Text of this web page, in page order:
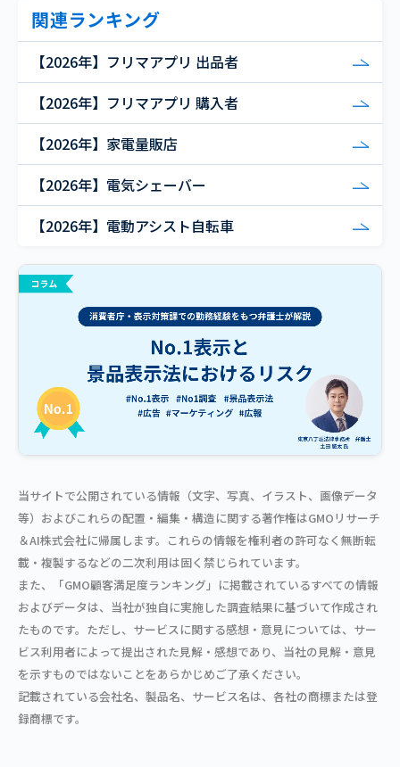
関連ランキング
【2026年】フリマアプリ 出品者
【2026年】フリマアプリ 購入者
【2026年】家電量販店
【2026年】電気シェーバー
【2026年】電動アシスト自転車
当サイトで公開されている情報（文字、写真、イラスト、画像データ
等）およびこれらの配置・編集・構造に関する著作権はGMOリサーチ
＆AI株式会社に帰属します。これらの情報を権利者の許可なく無断転
載・複製するなどの二次利用は固く禁じられています。
また、「GMO顧客満足度ランキング」に掲載されているすべての情報
およびデータは、当社が独自に実施した調査結果に基づいて作成され
たものです。ただし、サービスに関する感想・意見については、サー
ビス利用者によって提出された見解・感想であり、当社の見解・意見
を示すものではないことをあらかじめご了承ください。
記載されている会社名、製品名、サービス名は、各社の商標または登
録商標です。